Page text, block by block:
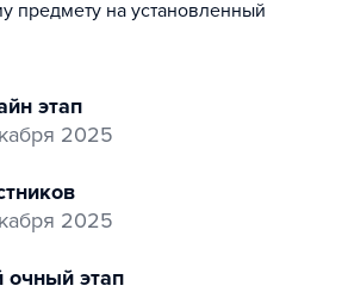
предмету на установленный
этап
2025
2025
очный этап